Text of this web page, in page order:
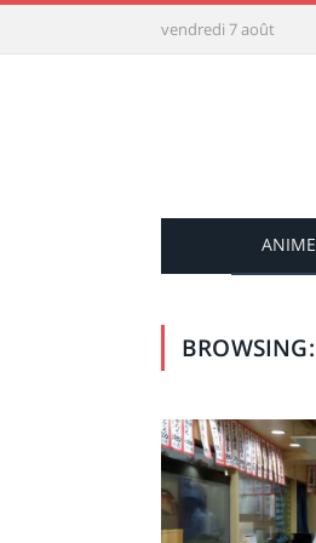
vendredi 7 août
ANIME
BROWSING: